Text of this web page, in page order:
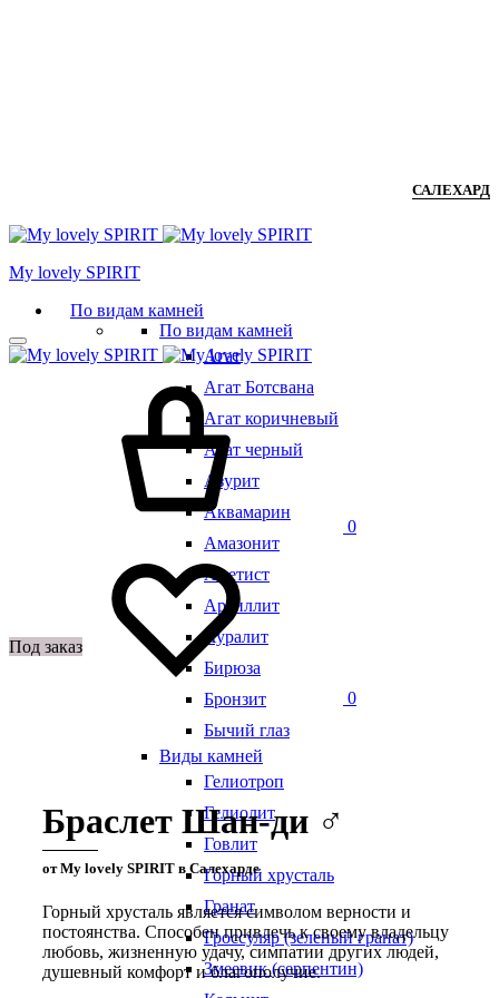
САЛЕХАРД
Мy lovely SPIRIT
По видам камней
По видам камней
Агат
Агат Ботсвана
Агат коричневый
Агат черный
Азурит
Аквамарин
Амазонит
Аметист
Аргиллит
Ауралит
Бирюза
Бронзит
Бычий глаз
Виды камней
Гелиотроп
Гелиолит
Говлит
Горный хрусталь
Гранат
Гроссуляр (зеленый гранат)
Змеевик (серпентин)
0
0
Под заказ
Браслет Шан-ди ♂
от My lovely SPIRIT в Салехарде
Горный хрусталь является символом верности и
постоянства. Способен привлечь к своему владельцу
любовь, жизненную удачу, симпатии других людей,
душевный комфорт и благополучие.